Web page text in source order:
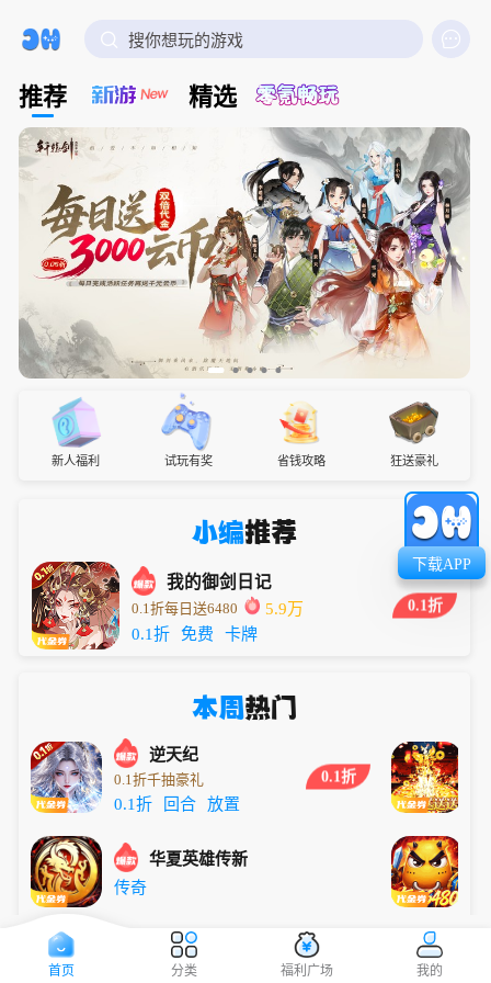
 搜你想玩的游戏
推荐 精选
新人福利 试玩有奖 省钱攻略 狂送豪礼
小编推荐
我的御剑日记
0.1折每日送6480
5.9万
0.1折
免费 卡牌
0.1折
本周热门
逆天纪
0.1折千抽豪礼
0.1折 回合 放置
0.1折
华夏英雄传新
传奇
大圣
0.1折无限代金买断版 0.1折
下载APP
首页 分类 福利广场 我的